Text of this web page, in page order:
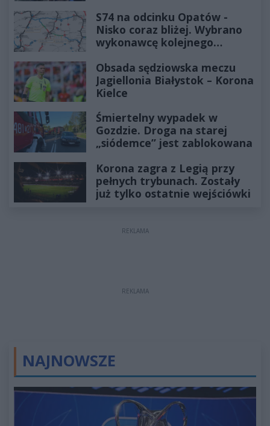
S74 na odcinku Opatów -
Nisko coraz bliżej. Wybrano
wykonawcę kolejnego
Obsada sędziowska meczu
Jagiellonia Białystok – Korona
Kielce
Śmiertelny wypadek w
Gozdzie. Droga na starej
„siódemce” jest zablokowana
Korona zagra z Legią przy
pełnych trybunach. Zostały
już tylko ostatnie wejściówki
REKLAMA
REKLAMA
NAJNOWSZE